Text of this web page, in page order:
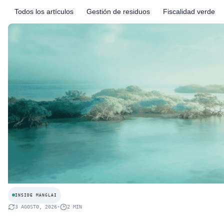
Todos los artículos Gestión de residuos Fiscalidad verde
INSIDE MANGLAI
3 AGOSTO, 2026• 2 MIN